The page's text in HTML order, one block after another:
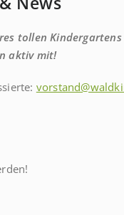
tollen
aktiv mit!